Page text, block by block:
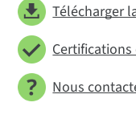
Télécharger
Nous